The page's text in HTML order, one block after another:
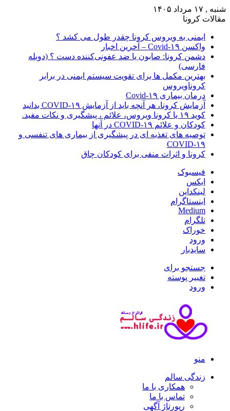
شنبه , ۱۷ مرداد ۱۴۰۵
مقالات کرونا
ایمنی به ویروس کرونا چقدر طول می کشد ؟
واکسن Covid-۱۹ – آخرین اخبار
دشمن کرونا: صابون یا ضد عفونی‌کننده دست ؟ (دوبله
فارسی)
بهترین مکمل ها برای تقویت سیستم ایمنی در برابر
کروناویروس
درمان بیماری Covid-۱۹
آزمایش کرونا، هر آنچه باید از آزمایش COVID-۱۹ بدانید
کوید ۱۹ یا کرونا ویروس، علائم ، پیشگیری و نکات مفید.
کودکان و علائم COVID-۱۹ در آنها
توصیه های تغذیه ای در پیشگیری از بیماری های تنفسی و
COVID-۱۹
کرونا و اثرات منفی برای کودکان چاق
فیسبوک
ایکس
لینکداین
اینستاگرام
Medium
تلگرام
خوراک
ورود
سایدبار
جستجو برای
تغییر پوسته
ورود
منو
زندگی سالم
همکاری با ما
تماس با ما
رپورتاژ آگهی